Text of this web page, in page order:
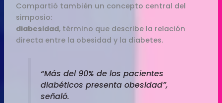
Compartió también un concepto central del
simposio:
diabesidad, término que describe la relación
directa entre la obesidad y la diabetes.
“Más del 90% de los pacientes
diabéticos presenta obesidad”,
señaló.